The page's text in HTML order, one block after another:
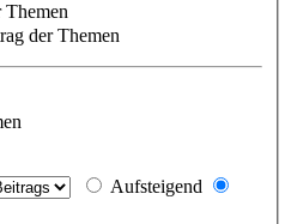
der Themen
Aufsteigend